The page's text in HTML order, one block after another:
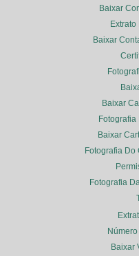
Baixar
Baixar
Baixar
Baixar
Fotografia Do
Fotografia
Baixar